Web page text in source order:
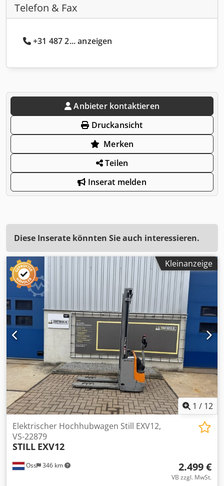
Telefon & Fax
+31 487 2... anzeigen
Anbieter kontaktieren
Druckansicht
Merken
Teilen
Inserat melden
Diese Inserate könnten Sie auch interessieren.
Kleinanzeige
1 / 12
Oss 346 km
Elektrischer Hochhubwagen Still EXV12,
VS-22879
STILL EXV12
2.499 €
VB zzgl. MwSt.